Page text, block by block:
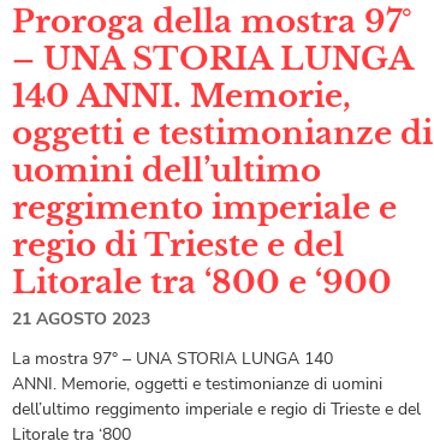
Proroga della mostra 97°
– UNA STORIA LUNGA
140 ANNI. Memorie,
oggetti e testimonianze di
uomini dell’ultimo
reggimento imperiale e
regio di Trieste e del
Litorale tra ‘800 e ‘900
21 AGOSTO 2023
La mostra 97° – UNA STORIA LUNGA 140
ANNI. Memorie, oggetti e testimonianze di uomini
dell’ultimo reggimento imperiale e regio di Trieste e del
Litorale tra ‘800